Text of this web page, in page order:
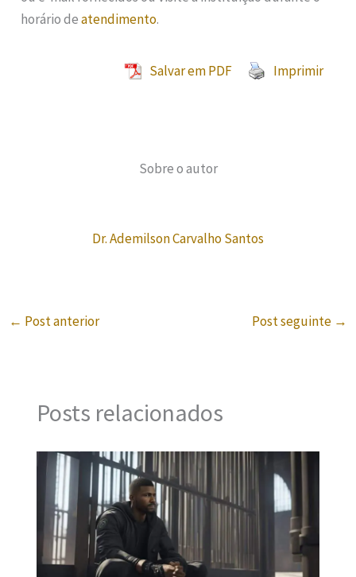
horário deatendimento.
Salvar em PDF Imprimir
Sobre o autor
Dr. Ademilson Carvalho Santos
← Post anterior Post seguinte →
Posts relacionados